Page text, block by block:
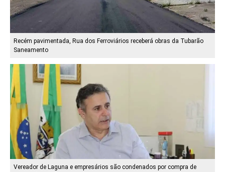
Recém pavimentada, Rua dos Ferroviários receberá obras da Tubarão
Saneamento
Vereador de Laguna e empresários são condenados por compra de